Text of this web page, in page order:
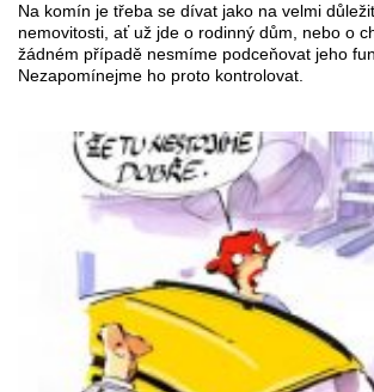
Na komín je třeba se dívat jako na velmi
nemovitosti, ať už jde o rodinný dům, nebo o
žádném případě nesmíme podceňovat jeho
Nezapomínejme ho proto kontrolovat.